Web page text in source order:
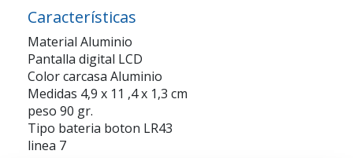
Características
Material Aluminio
Pantalla digital LCD
Color carcasa Aluminio
Medidas 4,9 x 11 ,4 x 1,3 cm
peso 90 gr.
Tipo bateria boton LR43
linea 7